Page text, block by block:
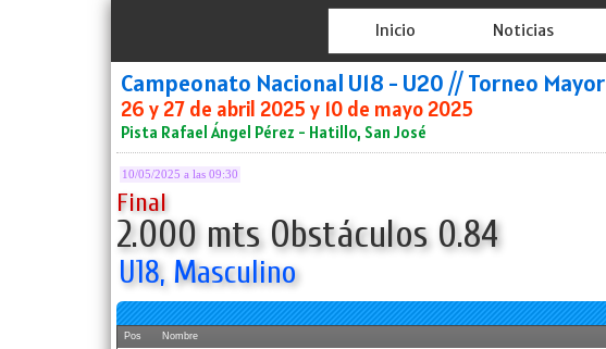
Inicio Noticias
Campeonato Nacional U18 - U20 // Torneo Mayor
26 y 27 de abril 2025 y 10 de mayo 2025
Pista Rafael Ángel Pérez - Hatillo, San José
10/05/2025 a las 09:30
Final
2.000 mts Obstáculos 0.84
U18, Masculino
Pos Nombre